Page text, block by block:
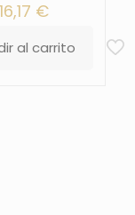
16,17 €
al carrito